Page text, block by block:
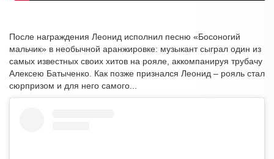
После награждения Леонид исполнил песню «Босоногий
мальчик» в необычной аранжировке: музыкант сыграл один из
самых известных своих хитов на рояле, аккомпанируя трубачу
Алексею Батыченко. Как позже признался Леонид – рояль стал
сюрпризом и для него самого...